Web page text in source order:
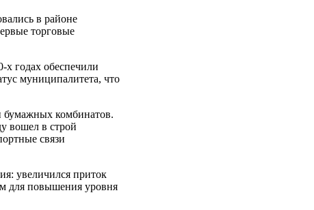
в районе
торговые
х годах обеспечили
муниципалитета, что
бумажных комбинатов.
вошел в строй
связи
увеличился приток
для повышения уровня